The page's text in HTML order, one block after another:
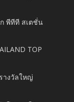
ก พีทีที สเตชั่น
TOP
างวัลใหญ่